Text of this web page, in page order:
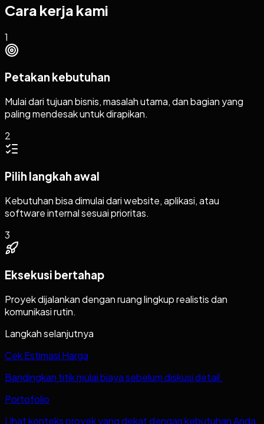
Cara kerja kami
1
Petakan kebutuhan
Mulai dari tujuan bisnis, masalah utama, dan bagian yang
paling mendesak untuk dirapikan.
2
Pilih langkah awal
Kebutuhan bisa dimulai dari website, aplikasi, atau
software internal sesuai prioritas.
3
Eksekusi bertahap
Proyek dijalankan dengan ruang lingkup realistis dan
komunikasi rutin.
Langkah selanjutnya
Cek Estimasi Harga
Bandingkan titik mulai biaya sebelum diskusi detail.
Portofolio
Lihat konteks proyek yang dekat dengan kebutuhan Anda.